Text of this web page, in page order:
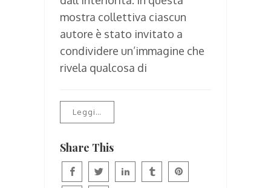
mostra collettiva ciascun
autore è stato invitato a
condividere un’immagine che
rivela qualcosa di
Leggi…
Share This